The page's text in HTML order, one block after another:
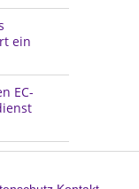
ein
EC-